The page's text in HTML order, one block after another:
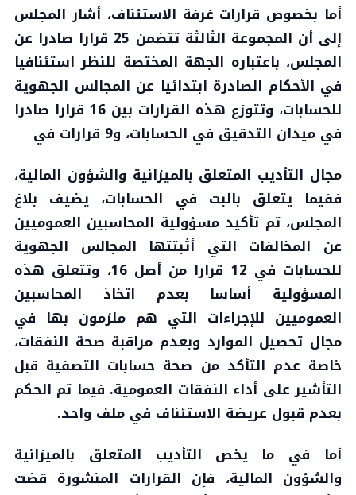
أما بخصوص قرارات غرفة الاستئناف، أشار المجلس
إلى أن المجموعة الثالثة تتضمن 25 قرارا صادرا عن
المجلس، باعتباره الجهة المختصة للنظر استئنافيا
في الأحكام الصادرة ابتدائيا عن المجالس الجهوية
للحسابات، وتتوزع هذه القرارات بين 16 قرارا صادرا
في ميدان التدقيق في الحسابات، و9 قرارات في
مجال التأديب المتعلق بالميزانية والشؤون المالية،
ففيما يتعلق بالبت في الحسابات، يضيف بلاغ
المجلس، تم تأكيد مسؤولية المحاسبين العموميين
عن المخالفات التي أثبتتها المجالس الجهوية
للحسابات في 12 قرارا من أصل 16، وتتعلق هذه
المسؤولية أساسا بعدم اتخاذ المحاسبين
العموميين للإجراءات التي هم ملزمون بها في
مجال تحصيل الموارد وبعدم مراقبة صحة النفقات،
خاصة عدم التأكد من صحة حسابات التصفية قبل
التأشير على أداء النفقات العمومية. فيما تم الحكم
بعدم قبول عريضة الاستئناف في ملف واحد.
أما في ما يخص التأديب المتعلق بالميزانية
والشؤون المالية، فإن القرارات المنشورة قضت